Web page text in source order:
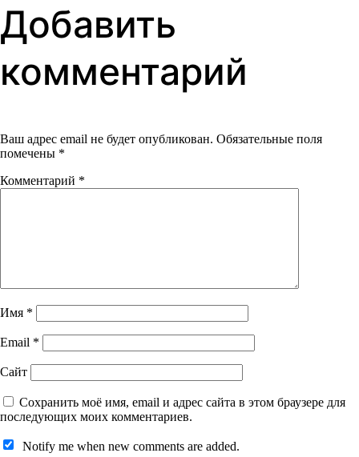
Добавить
комментарий
Ваш адрес email не будет опубликован. Обязательные поля
помечены *
Комментарий *
Имя *
Email *
Сайт
Сохранить моё имя, email и адрес сайта в этом браузере для
последующих моих комментариев.
Notify me when new comments are added.